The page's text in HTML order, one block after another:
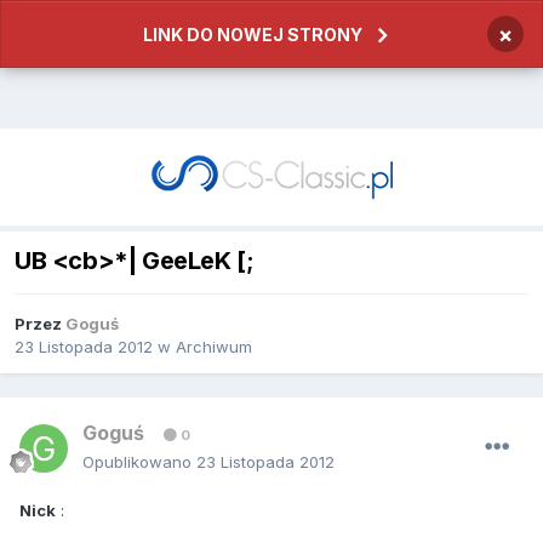
LINK DO NOWEJ STRONY ×
UB <cb>*| GeeLeK [;
Przez Goguś
23 Listopada 2012 w Archiwum
Goguś 0
Opublikowano 23 Listopada 2012
Nick :